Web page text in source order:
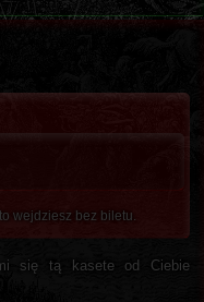
wejdziesz bez biletu.
mi się tą kasete od Ciebie